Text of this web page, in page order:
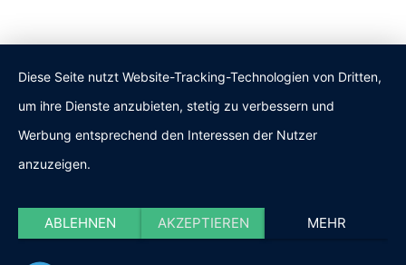
Diese Seite nutzt Website-Tracking-Technologien von Dritten,
um ihre Dienste anzubieten, stetig zu verbessern und
Werbung entsprechend den Interessen der Nutzer
anzuzeigen.
ABLEHNEN AKZEPTIEREN MEHR